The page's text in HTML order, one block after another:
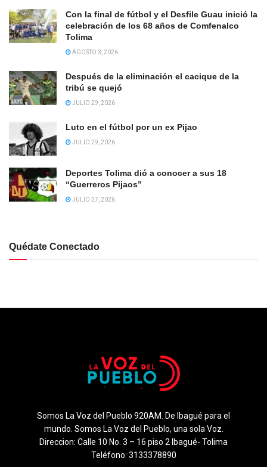
Con la final de fútbol y el Desfile Guau inició la
celebración de los 68 años de Comfenalco
Tolima
AGOSTO 3, 2026
Después de la eliminación el cacique de la
tribú se quejó
JULIO 29, 2026
Luto en el fútbol por un ex Pijao
JULIO 29, 2026
Deportes Tolima dió a conocer a sus 18
“Guerreros Pijaos”
JULIO 27, 2026
Quédate Conectado
Somos La Voz del Pueblo 920AM. De Ibagué para el
mundo. Somos La Voz del Pueblo, una sola Voz.
Direccion: Calle 10 No. 3 – 16 piso 2 Ibagué- Tolima
Teléfono: 3133378890